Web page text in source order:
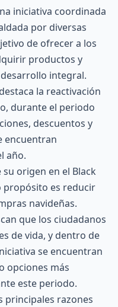
iniciativa coordinada
por diversas
de ofrecer a los
productos y
integral.
la reactivación
durante el periodo
descuentos y
encuentran
año.
origen en el Black
propósito es reducir
navideñas.
que los ciudadanos
de vida, y dentro de
se encuentran
opciones más
este periodo.
principales razones